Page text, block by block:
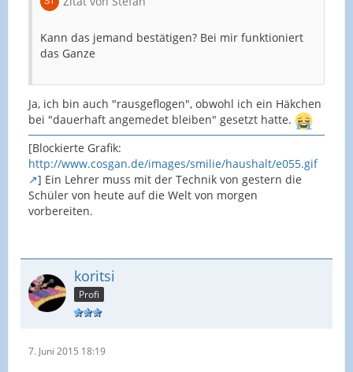
Kann das jemand bestätigen? Bei mir funktioniert
das Ganze
Ja, ich bin auch "rausgeflogen", obwohl ich ein Häkchen
bei "dauerhaft angemedet bleiben" gesetzt hatte.
[Blockierte Grafik:
http://www.cosgan.de/images/smilie/haushalt/e055.gif
] Ein Lehrer muss mit der Technik von gestern die
Schüler von heute auf die Welt von morgen
vorbereiten.
koritsi
Profi
7. Juni 2015 18:19